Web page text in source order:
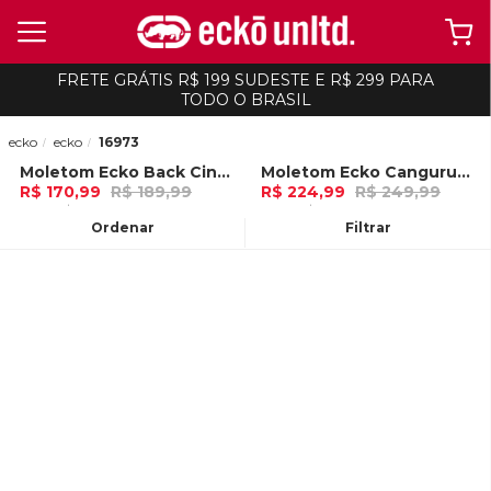
FRETE GRÁTIS R$ 199 SUDESTE E R$ 299 PARA
TODO O BRASIL
Ordenar Filtrar
ecko ecko 16973
-10%Moletom Ecko Back Cinza Mescla
R$ 170,99 R$ 189,99
5x de R$ 34,19 Ou
-10%Moletom Ecko Canguru Fechado Vermelha
R$ 224,99 R$ 249,99
7x de R$ 32,14 Ou